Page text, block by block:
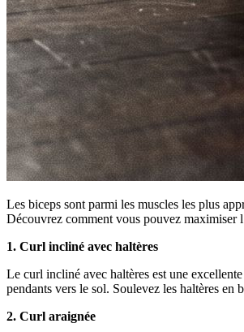
Les biceps sont parmi les muscles les plus
Découvrez comment vous pouvez maximiser
1. Curl incliné avec haltères
Le curl incliné avec haltères est une
pendants vers le sol. Soulevez les haltères
2. Curl araignée